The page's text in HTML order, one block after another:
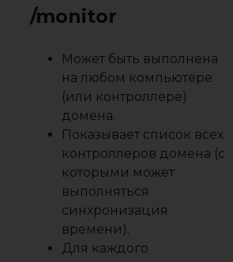
/monitor
Может быть выполнена
на любом компьютере
(или контроллере)
домена.
Показывает список всех
контроллеров домена (с
которыми может
выполняться
синхронизация
времени).
Для каждого